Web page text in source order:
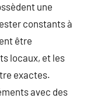
une
constants à
être
locaux, et les
exactes.
avec des